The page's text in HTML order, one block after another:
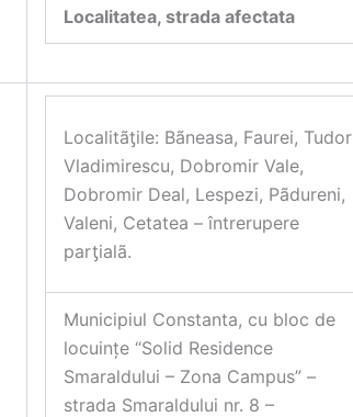
Localitatea, strada afectata
Localitãƫile: Bãneasa, Faurei, Tudor
Vladimirescu, Dobromir Vale,
Dobromir Deal, Lespezi, Pãdureni,
Valeni, Cetatea – întrerupere
parƫialã.
Municipiul Constanta, cu bloc de
locuințe “Solid Residence
Smaraldului – Zona Campus” –
strada Smaraldului nr. 8 –